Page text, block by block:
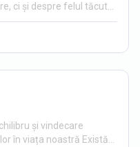
ci și despre felul tăcut…
și vindecare
în viața noastră Există